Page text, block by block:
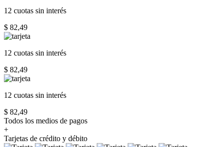
12 cuotas sin interés
$ 82,49
12 cuotas sin interés
$ 82,49
12 cuotas sin interés
$ 82,49
Todos los medios de pagos
+
Tarjetas de crédito y débito